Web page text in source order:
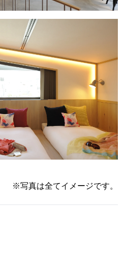
※写真は全てイメージです。